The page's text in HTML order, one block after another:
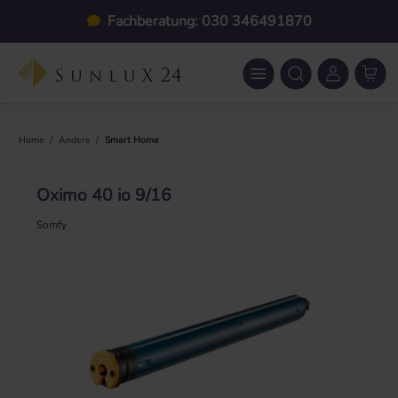
Zum Hauptinhalt springenFachberatung: 030 346491870
Home / Andere / Smart Home
Oximo 40 io 9/16
Somfy